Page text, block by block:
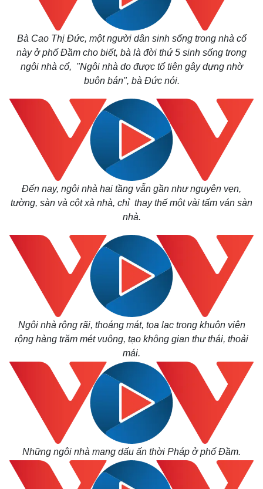
Bất động sản
Khởi nghiệp
Thị trường
Giá vàng
Tiêu dùng
Tỷ giá
Bà Cao Thị Đức, một người dân sinh sống trong nhà cổ
này ở phố Đầm cho biết, bà là đời thứ 5 sinh sống trong
ngôi nhà cổ, "Ngôi nhà do được tổ tiên gây dựng nhờ
buôn bán", bà Đức nói.
Đến nay, ngôi nhà hai tầng vẫn gần như nguyên vẹn,
tường, sàn và cột xà nhà, chỉ thay thế một vài tấm ván sàn
nhà.
Ngôi nhà rộng rãi, thoáng mát, tọa lạc trong khuôn viên
rộng hàng trăm mét vuông, tạo không gian thư thái, thoải
mái.
Những ngôi nhà mang dấu ấn thời Pháp ở phố Đầm.